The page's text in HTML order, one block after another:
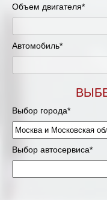
Липецк
Нижний
Объем двигателя*
Автомобиль*
Выбор города*
Выбор автосервиса*